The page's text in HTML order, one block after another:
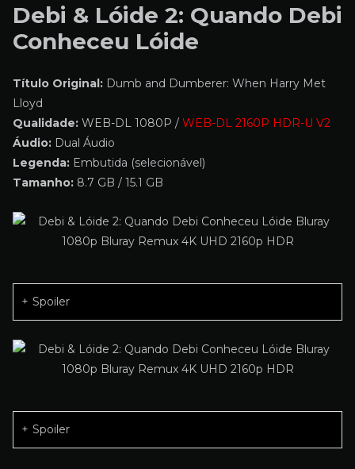
Debi & Lóide 2: Quando Debi
Conheceu Lóide
Título Original: Dumb and Dumberer: When Harry Met
Lloyd
Qualidade: WEB-DL 1080P / WEB-DL 2160P HDR-U V2
Áudio: Dual Áudio
Legenda: Embutida (selecionável)
Tamanho: 8.7 GB / 15.1 GB
Spoiler
Spoiler